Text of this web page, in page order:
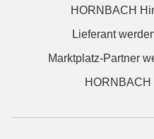
HORNBACH
Lieferant
Marktplatz-Partner